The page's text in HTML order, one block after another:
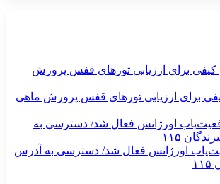
برای ارزیابی تورهای قفس پرورش ماهی
اورژانس فعال شد/ دسترسی به آدرس